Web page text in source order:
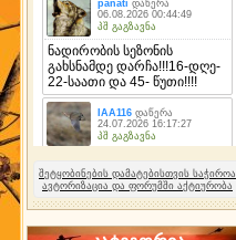
შეტყობინების დამატებისთვის საჭიროა
ავტორიზაცია და ფორუმში აქტიურობა